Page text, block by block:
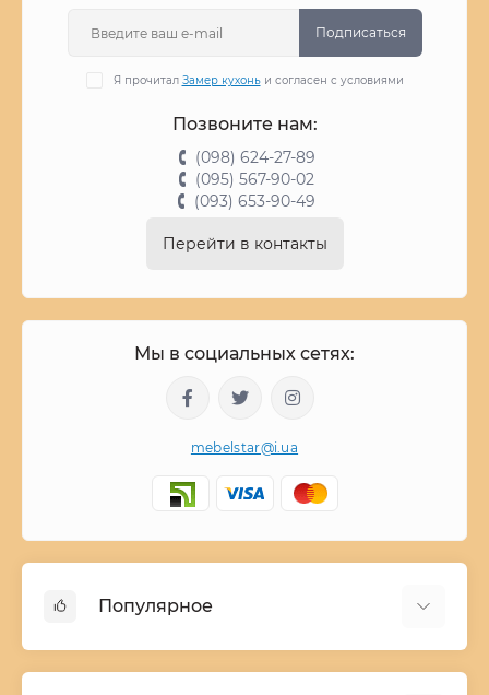
Подписаться
Я прочитал Замер кухоньи согласен с условиями
Позвоните нам:
(098) 624-27-89
(095) 567-90-02
(093) 653-90-49
Перейти в контакты
Мы в социальных сетях:
mebelstar@i.ua
Популярное